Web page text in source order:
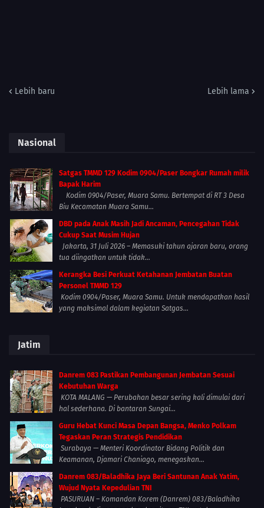
Lebih baru Lebih lama
Nasional
Satgas TMMD 129 Kodim 0904/Paser Bongkar Rumah milik
Bapak Harim
Kodim 0904/Paser, Muara Samu. Bertempat di RT 3 Desa
Biu Kecamatan Muara Samu...
DBD pada Anak Masih Jadi Ancaman, Pencegahan Tidak
Cukup Saat Musim Hujan
Jakarta, 31 Juli 2026 – Memasuki tahun ajaran baru, orang
tua diingatkan untuk tidak...
Kerangka Besi Perkuat Ketahanan Jembatan Buatan
Personel TMMD 129
Kodim 0904/Paser, Muara Samu. Untuk mendapatkan hasil
yang maksimal dalam kegiatan Satgas...
Jatim
Danrem 083 Pastikan Pembangunan Jembatan Sesuai
Kebutuhan Warga
KOTA MALANG — Perubahan besar sering kali dimulai dari
hal sederhana. Di bantaran Sungai...
Guru Hebat Kunci Masa Depan Bangsa, Menko Polkam
Tegaskan Peran Strategis Pendidikan
Surabaya — Menteri Koordinator Bidang Politik dan
Keamanan, Djamari Chaniago, menegaskan...
Danrem 083/Baladhika Jaya Beri Santunan Anak Yatim,
Wujud Nyata Kepedulian TNI
PASURUAN – Komandan Korem (Danrem) 083/Baladhika